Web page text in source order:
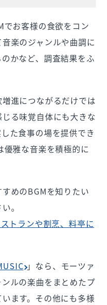
でお客様の食欲をコン
楽のジャンルや曲調に
かなど、調査結果をふ
進につながるだけでは
る味覚自体にも大きな
た食事の場を提供でき
優雅な音楽を積極的に
めのBGMを知りたい
。
トランや割烹、料亭に
」なら、モーツァ
ルの楽曲をまとめたプ
ます。その他にも多様